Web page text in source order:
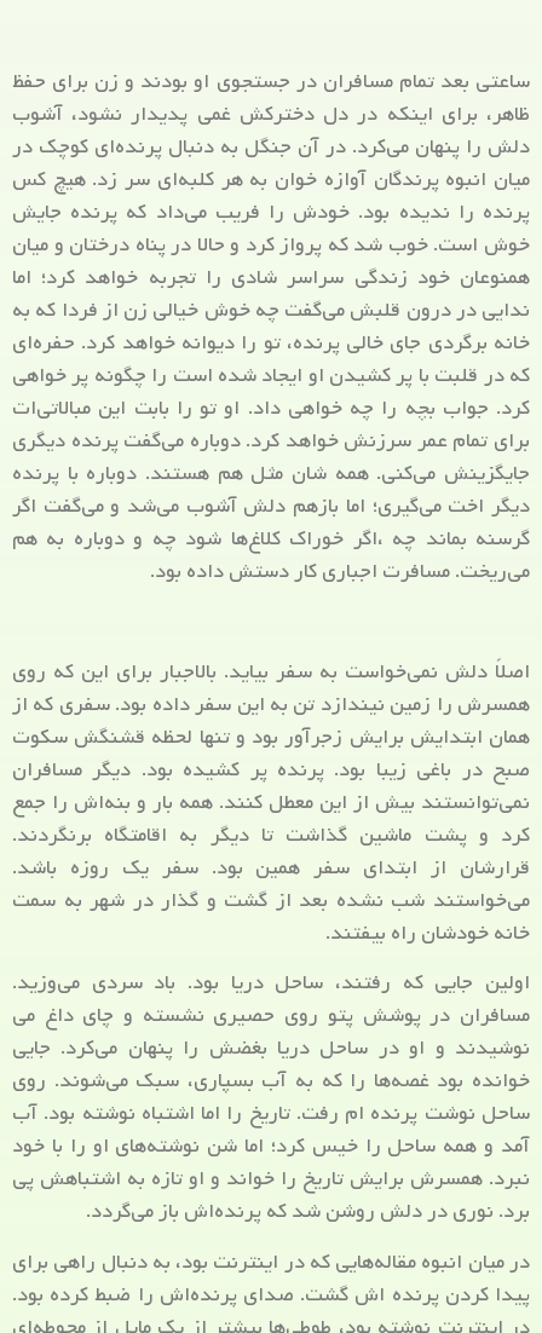
ساعتی بعد تمام مسافران در جستجوی او بودند و زن برای حفظ
ظاهر، برای اینکه در دل دخترکش غمی پدیدار نشود، آشوب
دلش را پنهان می‌کرد. در آن جنگل به دنبال پرنده‌ای کوچک در
میان انبوه پرندگان آوازه خوان به هر کلبه‌ای سر زد. هیچ کس
پرنده را ندیده بود. خودش را فریب می‌داد که پرنده جایش
خوش است. خوب شد که پرواز کرد و حالا در پناه درختان و میان
همنوعان خود زندگی سراسر شادی را تجربه خواهد کرد؛ اما
ندایی در درون قلبش می‌گفت چه خوش خیالی زن از فردا که به
خانه برگردی جای خالی پرنده، تو را دیوانه خواهد کرد. حفره‌ای
که در قلبت با پر کشیدن او ایجاد شده است را چگونه پر خواهی
کرد. جواب بچه را چه خواهی داد. او تو را بابت این مبالاتی‌ات
برای تمام عمر سرزنش خواهد کرد. دوباره می‌گفت پرنده دیگری
جایگزینش می‌کنی. همه شان مثل هم هستند. دوباره با پرنده
دیگر اخت می‌گیری؛ اما بازهم دلش آشوب می‌شد و می‌گفت اگر
گرسنه بماند چه ،اگر خوراک کلاغ‌ها شود چه و دوباره به هم
می‌ریخت. مسافرت اجباری کار دستش داده بود.
اصلاً دلش نمی‌خواست به سفر بیاید. بالاجبار برای این که روی
همسرش را زمین نیندازد تن به این سفر داده بود. سفری که از
همان ابتدایش برایش زجرآور بود و تنها لحظه قشنگش سکوت
صبح در باغی زیبا بود. پرنده پر کشیده بود. دیگر مسافران
نمی‌توانستند بیش از این معطل کنند. همه بار و بنه‌اش را جمع
کرد و پشت ماشین گذاشت تا دیگر به اقامتگاه برنگردند.
قرارشان از ابتدای سفر همین بود. سفر یک روزه باشد.
می‌خواستند شب نشده بعد از گشت و گذار در شهر به سمت
خانه خودشان راه بیفتند.
اولین جایی که رفتند، ساحل دریا بود. باد سردی می‌وزید.
مسافران در پوشش پتو روی حصیری نشسته و چای داغ می
نوشیدند و او در ساحل دریا بغضش را پنهان می‌کرد. جایی
خوانده بود غصه‌ها را که به آب بسپاری، سبک می‌شوند. روی
ساحل نوشت پرنده ام رفت. تاریخ را اما اشتباه نوشته بود. آب
آمد و همه ساحل را خیس کرد؛ اما شن نوشته‌های او را با خود
نبرد. همسرش برایش تاریخ را خواند و او تازه به اشتباهش پی
برد. نوری در دلش روشن شد که پرنده‌اش باز می‌گردد.
در میان انبوه مقاله‌هایی که در اینترنت بود، به دنبال راهی برای
پیدا کردن پرنده اش گشت. صدای پرنده‌اش را ضبط کرده بود.